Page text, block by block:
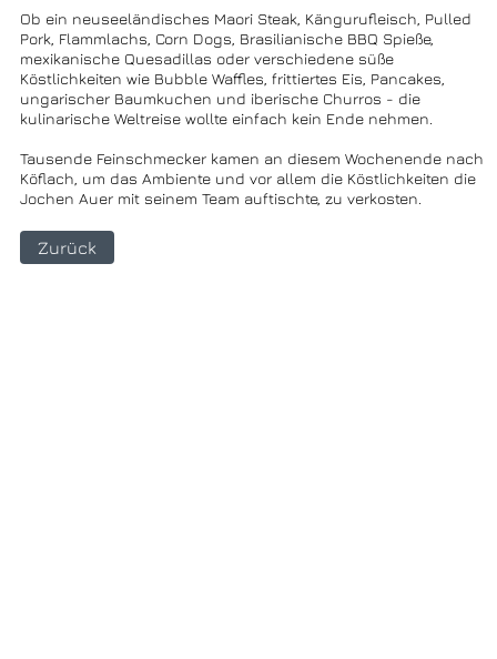
Ob ein neuseeländisches Maori Steak, Kängurufleisch, Pulled
Pork, Flammlachs, Corn Dogs, Brasilianische BBQ Spieße,
mexikanische Quesadillas oder verschiedene süße
Köstlichkeiten wie Bubble Waffles, frittiertes Eis, Pancakes,
ungarischer Baumkuchen und iberische Churros - die
kulinarische Weltreise wollte einfach kein Ende nehmen.
Tausende Feinschmecker kamen an diesem Wochenende nach
Köflach, um das Ambiente und vor allem die Köstlichkeiten die
Jochen Auer mit seinem Team auftischte, zu verkosten.
Zurück